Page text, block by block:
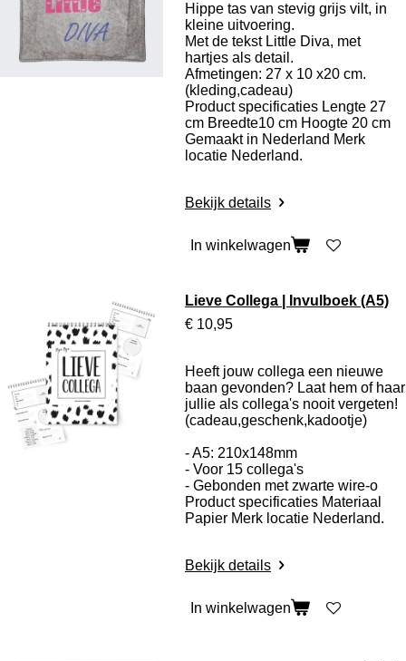
Hippe tas van stevig grijs vilt, in
kleine uitvoering.
Met de tekst Little Diva, met
hartjes als detail.
Afmetingen: 27 x 10 x20 cm.
(kleding,cadeau)
Product specificaties Lengte 27
cm Breedte10 cm Hoogte 20 cm
Gemaakt in Nederland Merk
locatie Nederland.
Bekijk details
In winkelwagen
Lieve Collega | Invulboek (A5)
€ 10,95
Heeft jouw collega een nieuwe
baan gevonden? Laat hem of haar
jullie als collega's nooit vergeten!
(cadeau,geschenk,kadootje)
- A5: 210x148mm
- Voor 15 collega's
- Gebonden met zwarte wire-o
Product specificaties Materiaal
Papier Merk locatie Nederland.
Bekijk details
In winkelwagen